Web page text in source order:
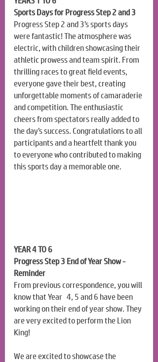
Sports Days for Progress Step 2 and 3
Progress Step 2 and 3’s sports days
were fantastic! The atmosphere was
electric, with children showcasing their
athletic prowess and team spirit. From
thrilling races to great field events,
everyone gave their best, creating
unforgettable moments of camaraderie
and competition. The enthusiastic
cheers from spectators really added to
the day’s success. Congratulations to all
participants and a heartfelt thank you
to everyone who contributed to making
this sports day a memorable one.
YEAR 4 TO 6
Progress Step 3 End of Year Show -
Reminder
From previous correspondence, you will
know that Year   4, 5 and 6 have been
working on their end of year show. They
are very excited to perform the Lion
King!
We are excited to showcase the